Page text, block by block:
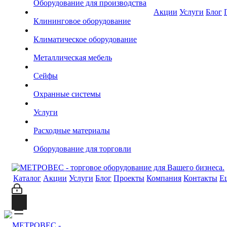
Оборудование для производства
Клининговое оборудование
Климатическое оборудование
Металлическая мебель
Сейфы
Охранные системы
Услуги
Расходные материалы
Оборудование для торговли
Акции Услуги Блог
Каталог Акции Услуги Блог Проекты Компания Контакты